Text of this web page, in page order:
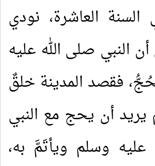
العاشرة، نودي
النبي صلى الله عليه
فقصد المدينة خلقٌ
يريد أن يحج مع النبي
عليه وسلم ويأتَمَّ به،